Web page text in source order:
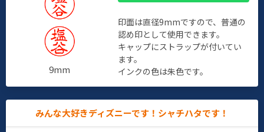
9mm
印面は直径9mmですので、普通の
認め印として使用できます。
キャップにストラップが付いてい
ます。
インクの色は朱色です。
みんな大好きディズニーです！シャチハタです！